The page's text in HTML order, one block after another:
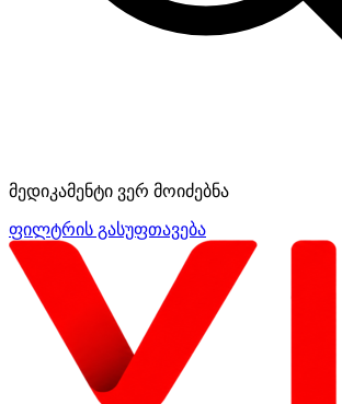
მედიკამენტი ვერ მოიძებნა
ფილტრის გასუფთავება